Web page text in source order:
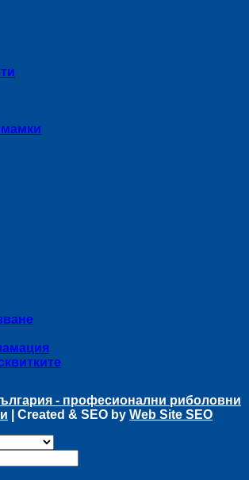
- професионални риболовни
| Created & SEO by Web Site SEO